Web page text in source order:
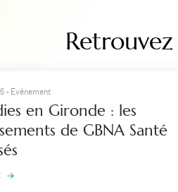
- Evénement
en Gironde : les
de GBNA Santé